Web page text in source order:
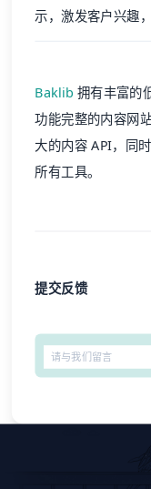
示，激发客户兴趣
Baklib 拥有丰富的
功能完整的内容网
大的内容 API，同
所有工具。
提交反馈